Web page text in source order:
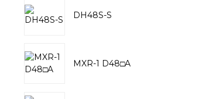
DH48S-S
MXR-1 D48□A